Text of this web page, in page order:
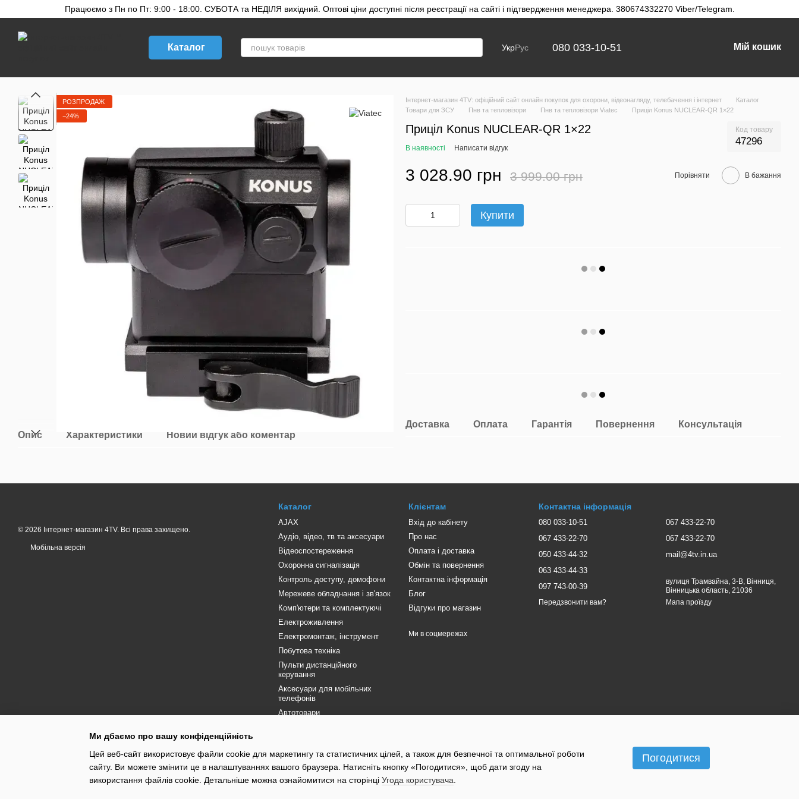
Перейти до основного контенту
Працюємо з Пн по Пт: 9:00 - 18:00. СУБОТА та НЕДІЛЯ вихідний. Оптові ціни доступні після реєстрації на сайті і підтвердження менеджера. 380674332270 Viber/Telegram.
Каталог УкрРус 080 033-10-51 Мій кошик
РОЗПРОДАЖ
−24%
Опис Характеристики Новий відгук або коментар
Інтернет-магазин 4TV: офіційний сайт онлайн покупок для охорони, відеонагляду, телебачення і інтернет
Каталог
Товари для ЗСУ
Пнв та тепловізори Пнв та тепловізори Viatec Приціл Konus NUCLEAR-QR 1×22
Приціл Konus NUCLEAR-QR 1×22 Код товару
47296
В наявності Написати відгук
3 028.90 грн 3 999.00 грн Порівняти В бажання
Купити
Доставка Оплата Гарантія Повернення Консультація
© 2026 Інтернет-магазин 4TV. Всі права захищено.
Мобільна версія
Каталог
AJAX
Аудіо, відео, тв та аксесуари
Відеоспостереження
Охоронна сигналізація
Контроль доступу, домофони
Мережеве обладнання і зв'язок
Комп'ютери та комплектуючі
Електроживлення
Електромонтаж, інструмент
Побутова техніка
Пульти дистанційного
керування
Аксесуари для мобільних
телефонів
Автотовари
Розпродаж
Клієнтам
Вхід до кабінету
Про нас
Оплата і доставка
Обмін та повернення
Контактна інформація
Блог
Відгуки про магазин
Ми в соцмережах
Контактна інформація
080 033-10-51
067 433-22-70
050 433-44-32
063 433-44-33
097 743-00-39
Передзвонити вам?
067 433-22-70
067 433-22-70
mail@4tv.in.ua
вулиця Трамвайна, 3-В, Вінниця,
Вінницька область, 21036
Мапа проїзду
Ми дбаємо про вашу конфіденційність
Цей веб-сайт використовує файли cookie для маркетингу та статистичних цілей, а також для безпечної та оптимальної роботи
сайту. Ви можете змінити це в налаштуваннях вашого браузера. Натисніть кнопку «Погодитися», щоб дати згоду на
використання файлів cookie. Детальніше можна ознайомитися на сторінці Угода користувача
Погодитися